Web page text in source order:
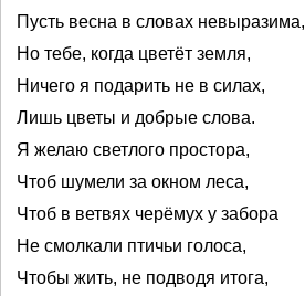
Пусть весна в словах невыразима,
Но тебе, когда цветёт земля,
Ничего я подарить не в силах,
Лишь цветы и добрые слова.
Я желаю светлого простора,
Чтоб шумели за окном леса,
Чтоб в ветвях черёмух у забора
Не смолкали птичьи голоса,
Чтобы жить, не подводя итога,